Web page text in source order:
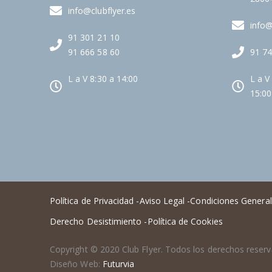
info@clubflyer.es
91 301 21 10
91 666 58 60
L a V 8:30 a 14:00
91
L a
Política de Privacidad -Aviso Legal -Condiciones
Derecho Desistimiento -Política de Cookies
Copyright © 2020 Club Flyer. Todos los derechos
Diseño Web: Futurvia